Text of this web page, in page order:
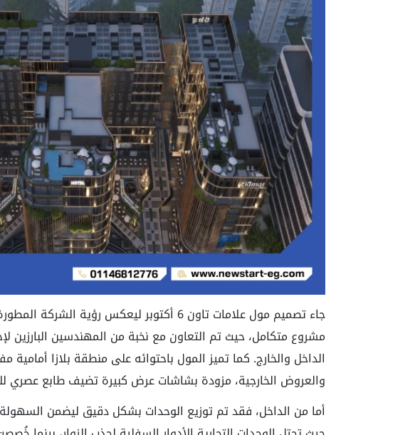
مشروع متكامل، حيث تم التعاون مع نخبة من المهندسين البارزين
الداخل والخارج. كما تميز المول باحتوائه على منطقة بلازا
والعروض الخارجية، مزودة بشاشات عرض كبيرة تضيف طابع عصري
أما من الداخل، فقد تم توزيع الوحدات بشكل دقيق ليضمن